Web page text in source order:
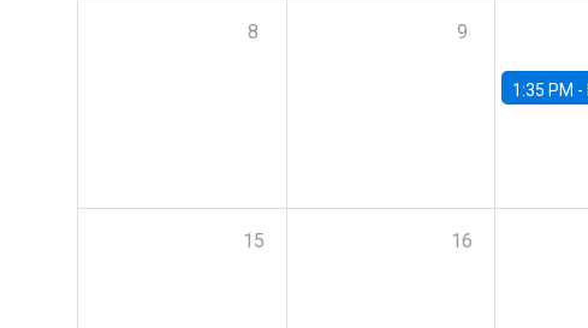
8 9
1:35 PM -
15 16